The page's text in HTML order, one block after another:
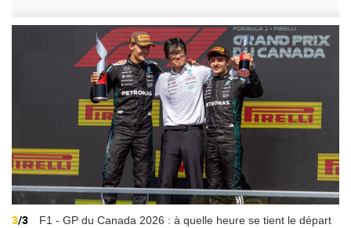
3/3
F1 - GP du Canada 2026 : à quelle heure se tient le départ